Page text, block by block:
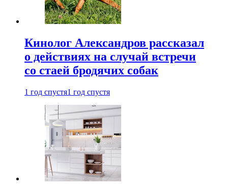
Кинолог Александров рассказал
о действиях на случай встречи
со стаей бродячих собак
1 год спустя1 год спустя